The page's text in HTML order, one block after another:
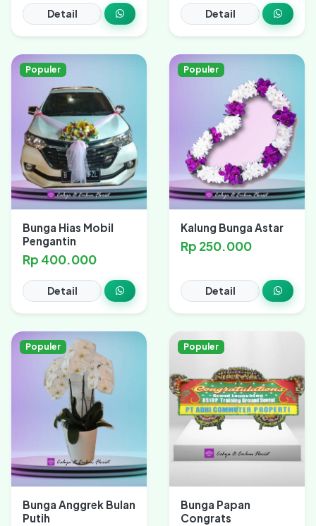
Detail Detail
Populer
Bunga Hias Mobil
Pengantin
Rp 400.000
Detail
Populer
Kalung Bunga Astar
Rp 250.000
Detail
Populer
Bunga Anggrek Bulan
Putih
Populer
Bunga Papan
Congrats